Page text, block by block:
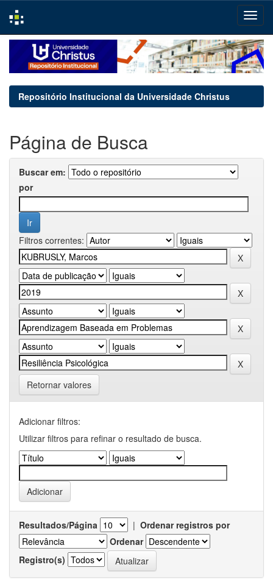
navigation
Repositório Institucional da Universidade Christus
Página de Busca
Buscar em:
por
Filtros correntes:
Retornar valores
Adicionar filtros:
Utilizar filtros para refinar o resultado de busca.
Resultados/Página | Ordenar registros por
Ordenar
Registro(s)